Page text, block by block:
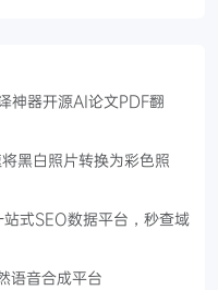
器开源AI论文PDF翻
黑白照片转换为彩色照
式SEO数据平台，秒查域
语音合成平台